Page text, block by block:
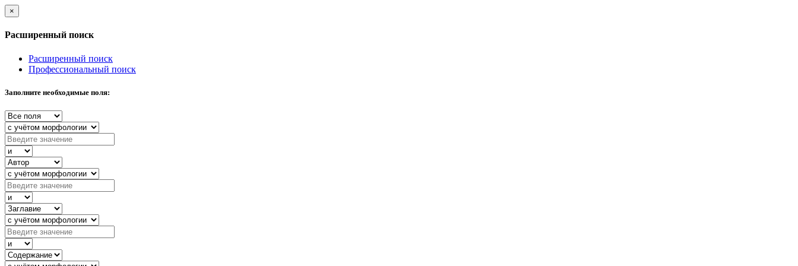
×
Расширенный поиск
Расширенный поиск
Профессиональный поиск
Заполните необходимые поля: